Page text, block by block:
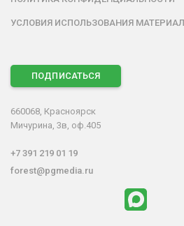
УСЛОВИЯ ИСПОЛЬЗОВАНИЯ
ПОДПИСАТЬСЯ
660068, Красноярск
Мичурина, 3в, оф.405
+7 391 219 01 19
forest@pgmedia.ru